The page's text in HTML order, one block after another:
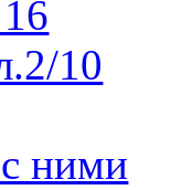
10
ними